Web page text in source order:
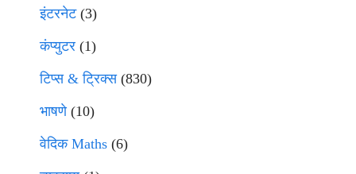
इंटरनेट(3)
कंप्युटर (1)
टिप्स & ट्रिक्स(830)
भाषणे(10)
वेदिक Maths (6)